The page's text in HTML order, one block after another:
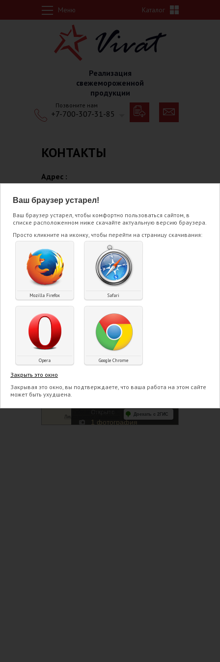
Перейти к основному содержанию
Меню Каталог
Реализация
свежемороженной
продукции
Позвоните нам
+7-700-307-31-85
КОНТАКТЫ
Адрес :
РК, Карагандинская область, г.Темиртау,
6 микрорайон, дом 71.
Контактные телефоны:
+7(7213) 93-04-72;
+7-700-307-31-85(WhatsApp)
E-mail:
mserikov@mail.ru;
vivat_ip@mail.ru
Ваш браузер устарел!
Ваш браузер устарел, чтобы комфортно пользоваться сайтом, в
списке расположенном ниже скачайте актуальную версию браузера.
Просто кликните на иконку, чтобы перейти на страницу скачивания:
Mozilla Firefox Safari
Opera Google Chrome
Закрыть это окно
Закрывая это окно, вы подтверждаете, что ваша работа на этом сайте
может быть ухудшена.